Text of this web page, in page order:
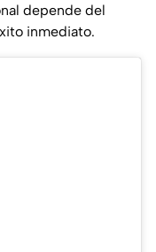
depende del
inmediato.